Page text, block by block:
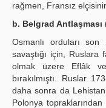
rağmen, Fransız
b. Belgrad Antlaşması
Osmanlı orduları
savaştığı için, Ruslara
olmak üzere Eflâk
bırakılmıştı. Ruslar
daha sonra da
Polonya